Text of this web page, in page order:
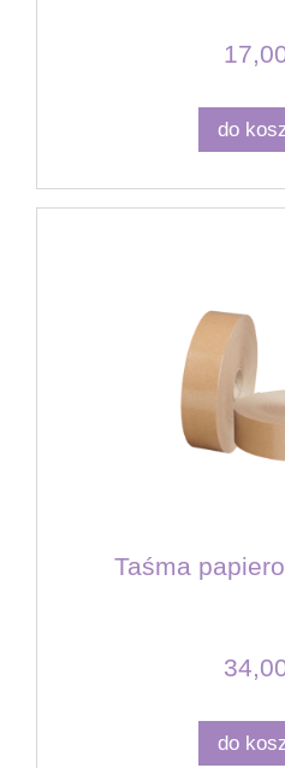
do
Taśma
do